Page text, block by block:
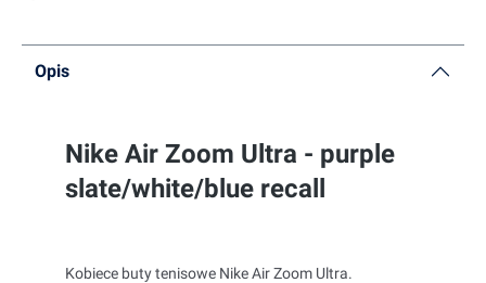
Opis
Nike Air Zoom Ultra - purple
slate/white/blue recall
Kobiece buty tenisowe Nike Air Zoom Ultra.